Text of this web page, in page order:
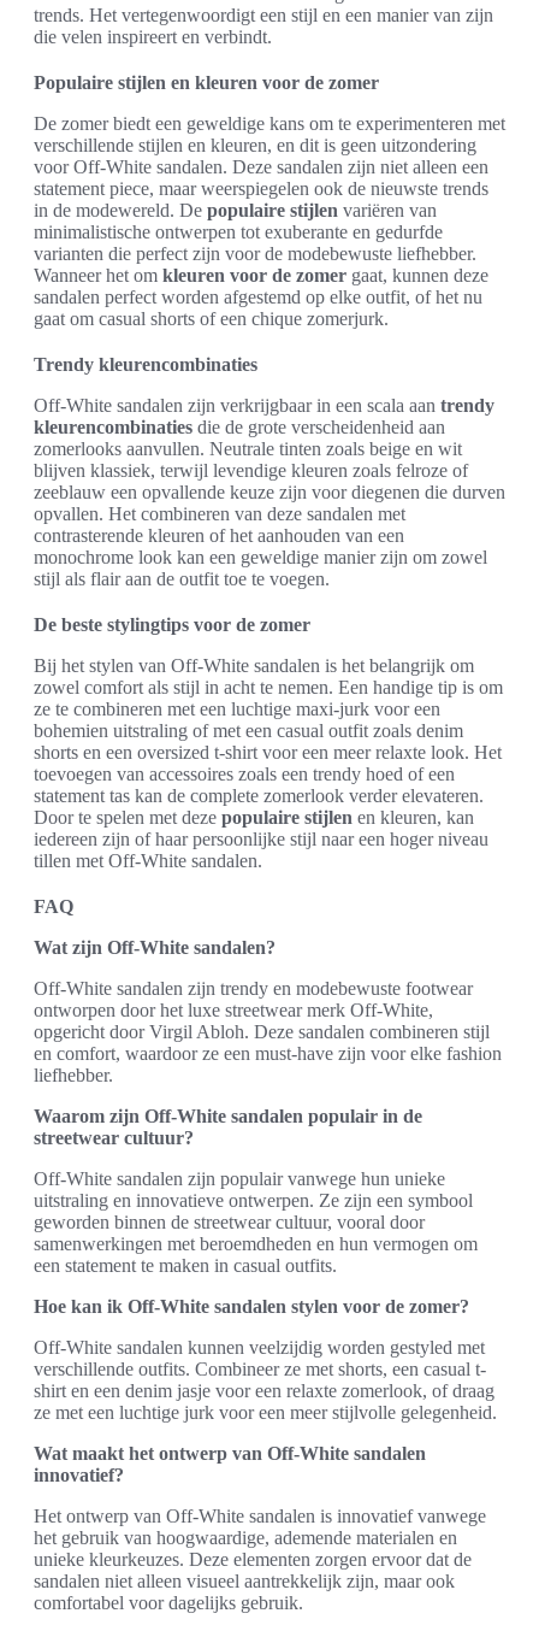
trends. Het vertegenwoordigt een stijl en een manier van zijn
die velen inspireert en verbindt.
Populaire stijlen en kleuren voor de zomer
De zomer biedt een geweldige kans om te experimenteren met
verschillende stijlen en kleuren, en dit is geen uitzondering
voor Off-White sandalen. Deze sandalen zijn niet alleen een
statement piece, maar weerspiegelen ook de nieuwste trends
in de modewereld. De populaire stijlen variëren van
minimalistische ontwerpen tot exuberante en gedurfde
varianten die perfect zijn voor de modebewuste liefhebber.
Wanneer het om kleuren voor de zomer gaat, kunnen deze
sandalen perfect worden afgestemd op elke outfit, of het nu
gaat om casual shorts of een chique zomerjurk.
Trendy kleurencombinaties
Off-White sandalen zijn verkrijgbaar in een scala aan trendy
kleurencombinaties die de grote verscheidenheid aan
zomerlooks aanvullen. Neutrale tinten zoals beige en wit
blijven klassiek, terwijl levendige kleuren zoals felroze of
zeeblauw een opvallende keuze zijn voor diegenen die durven
opvallen. Het combineren van deze sandalen met
contrasterende kleuren of het aanhouden van een
monochrome look kan een geweldige manier zijn om zowel
stijl als flair aan de outfit toe te voegen.
De beste stylingtips voor de zomer
Bij het stylen van Off-White sandalen is het belangrijk om
zowel comfort als stijl in acht te nemen. Een handige tip is om
ze te combineren met een luchtige maxi-jurk voor een
bohemien uitstraling of met een casual outfit zoals denim
shorts en een oversized t-shirt voor een meer relaxte look. Het
toevoegen van accessoires zoals een trendy hoed of een
statement tas kan de complete zomerlook verder elevateren.
Door te spelen met deze populaire stijlen en kleuren, kan
iedereen zijn of haar persoonlijke stijl naar een hoger niveau
tillen met Off-White sandalen.
FAQ
Wat zijn Off-White sandalen?
Off-White sandalen zijn trendy en modebewuste footwear
ontworpen door het luxe streetwear merk Off-White,
opgericht door Virgil Abloh. Deze sandalen combineren stijl
en comfort, waardoor ze een must-have zijn voor elke fashion
liefhebber.
Waarom zijn Off-White sandalen populair in de
streetwear cultuur?
Off-White sandalen zijn populair vanwege hun unieke
uitstraling en innovatieve ontwerpen. Ze zijn een symbool
geworden binnen de streetwear cultuur, vooral door
samenwerkingen met beroemdheden en hun vermogen om
een statement te maken in casual outfits.
Hoe kan ik Off-White sandalen stylen voor de zomer?
Off-White sandalen kunnen veelzijdig worden gestyled met
verschillende outfits. Combineer ze met shorts, een casual t-
shirt en een denim jasje voor een relaxte zomerlook, of draag
ze met een luchtige jurk voor een meer stijlvolle gelegenheid.
Wat maakt het ontwerp van Off-White sandalen
innovatief?
Het ontwerp van Off-White sandalen is innovatief vanwege
het gebruik van hoogwaardige, ademende materialen en
unieke kleurkeuzes. Deze elementen zorgen ervoor dat de
sandalen niet alleen visueel aantrekkelijk zijn, maar ook
comfortabel voor dagelijks gebruik.